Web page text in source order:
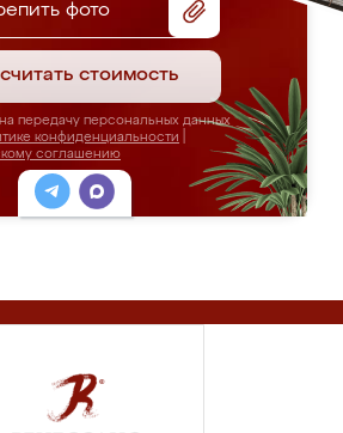
фото
стоимость
передачу персональных данных
конфиденциальности
соглашению